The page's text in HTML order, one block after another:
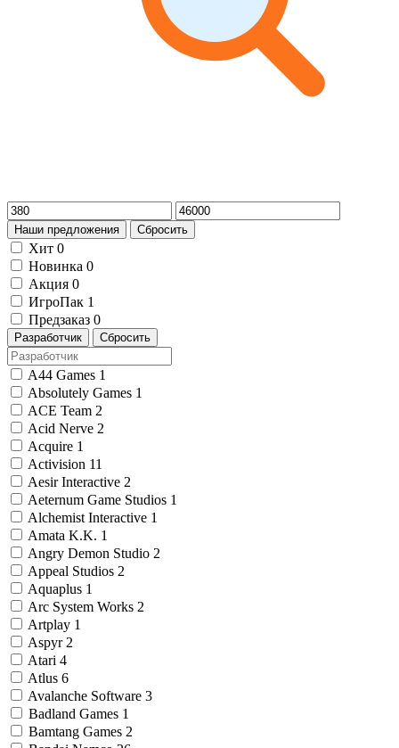
Наши предложения Сбросить
Хит 0
Новинка 0
Акция 0
ИгроПак 1
Предзаказ 0
Разработчик Сбросить
A44 Games 1
Absolutely Games 1
ACE Team 2
Acid Nerve 2
Acquire 1
Activision 11
Aesir Interactive 2
Aeternum Game Studios 1
Alchemist Interactive 1
Amata K.K. 1
Angry Demon Studio 2
Appeal Studios 2
Aquaplus 1
Arc System Works 2
Artplay 1
Aspyr 2
Atari 4
Atlus 6
Avalanche Software 3
Badland Games 1
Bamtang Games 2